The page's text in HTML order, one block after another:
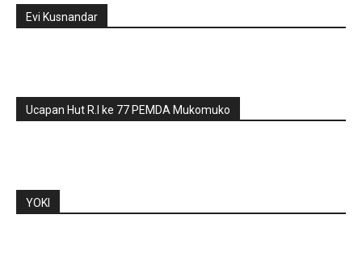
Evi Kusnandar
Ucapan Hut R.I ke 77 PEMDA Mukomuko
YOKI